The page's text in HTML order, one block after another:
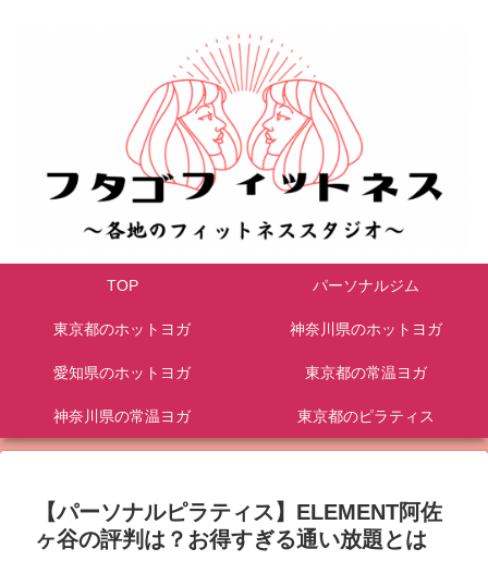
TOP パーソナルジム
東京都のホットヨガ 神奈川県のホットヨガ
愛知県のホットヨガ 東京都の常温ヨガ
神奈川県の常温ヨガ 東京都のピラティス
【パーソナルピラティス】ELEMENT阿佐
ヶ谷の評判は？お得すぎる通い放題とは